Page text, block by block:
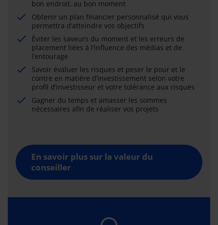
bon endroit, au bon moment
Obtenir un plan financier personnalisé qui vous
permettra d’atteindre vos objectifs
Éviter les saveurs du moment et les erreurs de
placement liées à l’influence des médias et de
l’entourage
Savoir évaluer les risques et peser le pour et le
contre en matière d’investissement selon votre
profil d’investisseur et votre tolérance aux risques
Gagner du temps et amasser les sommes
nécessaires afin de réaliser vos projets
En savoir plus sur la valeur du
conseiller